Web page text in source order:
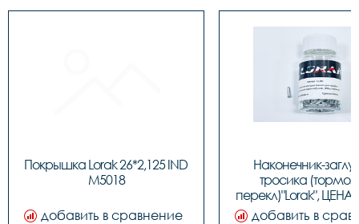
Покрышка Lorak 26*2,125 IND
M5018
добавить в сравнение
Наконечник-
тросика
перекл)"Lorak", ЦЕНА
(100шт в
добавить в